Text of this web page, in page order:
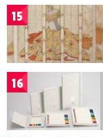
15
16